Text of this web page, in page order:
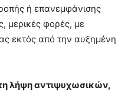
ή επανεμφάνισης
μερικές φορές, με
εκτός από την αυξημένη
λήψη αντιψυχωσικών,